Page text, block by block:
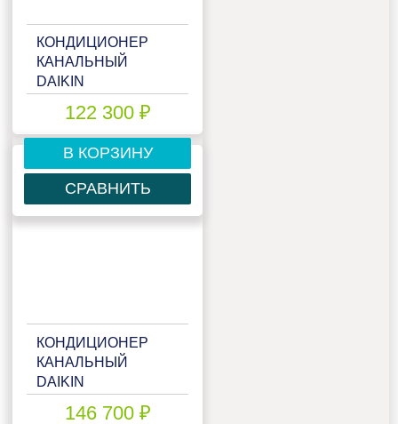
КОНДИЦИОНЕР
КАНАЛЬНЫЙ
DAIKIN
122 300 ₽
В КОРЗИНУ
СРАВНИТЬ
КОНДИЦИОНЕР
КАНАЛЬНЫЙ
DAIKIN
146 700 ₽